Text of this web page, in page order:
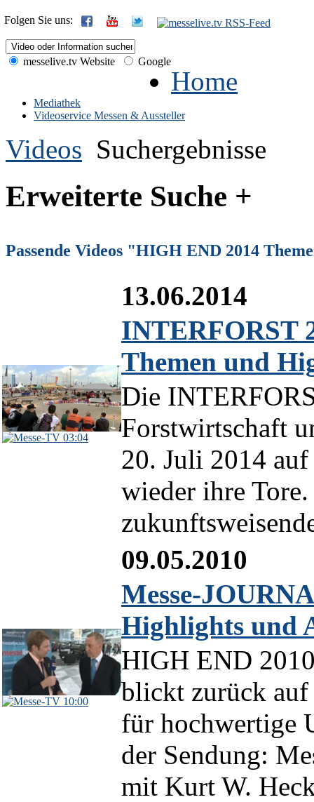
Folgen Sie uns:
messelive.tv Website Google
Home
Mediathek
Videoservice Messen & Aussteller
Videos Suchergebnisse
Erweiterte Suche +
Passende Videos "HIGH END 2014
03:04
13.06.2014
INTERFORST
Themen und
Die
Forstwirtschaft
20. Juli 2014 auf
wieder ihre
10:00
09.05.2010
Messe-
Highlights und
HIGH END
blickt zurück auf
für hochwertige
der Sendung:
mit Kurt W.